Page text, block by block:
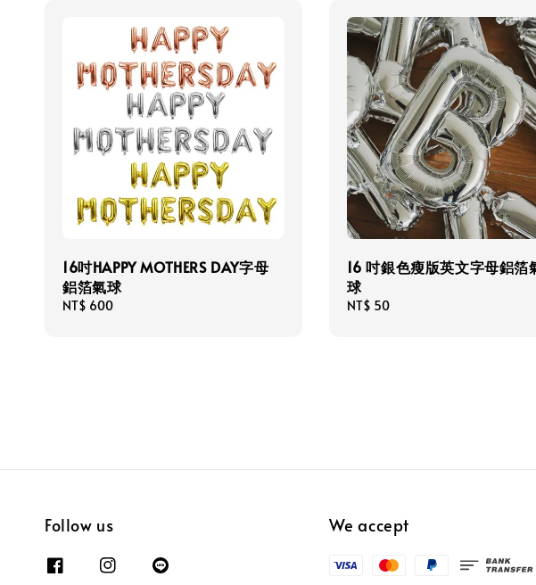
16吋HAPPY MOTHERS DAY字母
鋁箔氣球
Regular
NT$ 600
16 吋銀色瘦版英文字母鋁箔
球
Regular
NT$ 50
Follow us We accept